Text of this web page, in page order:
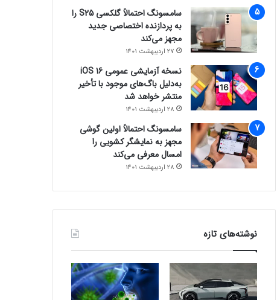
سامسونگ احتمالاً گلکسی S25 را
به پردازنده اختصاصی جدید
مجهز می‌کند
27 اردیبهشت 1401
نسخه آزمایشی عمومی iOS 16
به‌دلیل باگ‌های موجود با تأخیر
منتشر خواهد شد
28 اردیبهشت 1401
سامسونگ احتمالاً اولین گوشی
مجهز به نمایشگر کشویی را
امسال معرفی می‌کند
28 اردیبهشت 1401
نوشته‌های تازه